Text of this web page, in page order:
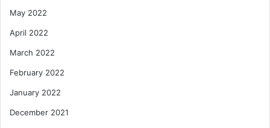
May 2022
April 2022
March 2022
February 2022
January 2022
December 2021